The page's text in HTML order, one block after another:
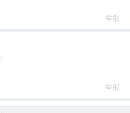
举报
举报